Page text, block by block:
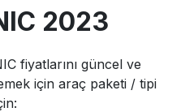
2023
fiyatlarını güncel ve
için araç paketi / tipi